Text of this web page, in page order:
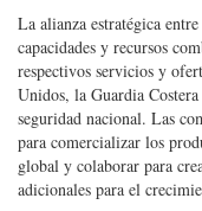
La alianza estratégica
capacidades y recursos
respectivos servicios y
Unidos, la Guardia
seguridad nacional. Las
para comercializar los
global y colaborar para
adicionales para el